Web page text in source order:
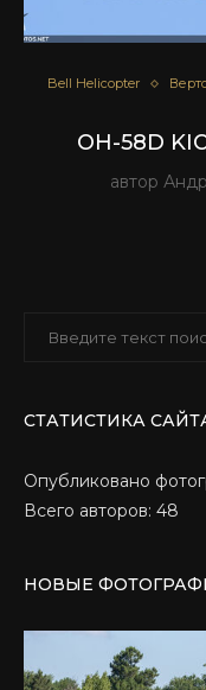
Bell Helicopter
OH-58D
автор
СТАТИСТИКА
Опубликовано
Всего авторов: 48
НОВЫЕ